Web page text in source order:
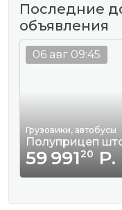
Последние
объявления
Грузовики, автобусы
Полуприцеп
59 99120 Р.
06 авг 09:45